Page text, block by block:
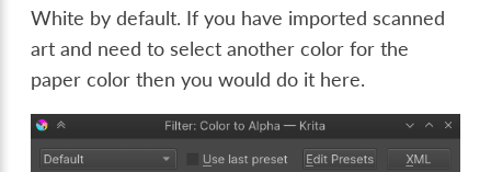
White by default. If you have imported scanned
art and need to select another color for the
paper color then you would do it here.